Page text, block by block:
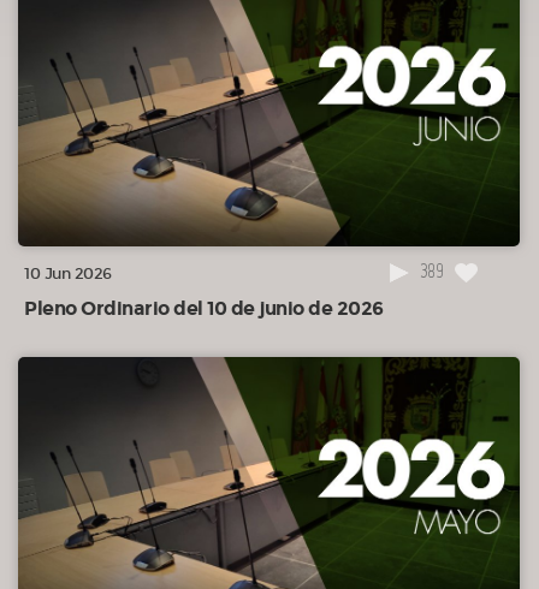
10 Jun 2026 389
Pleno Ordinario del 10 de junio de 2026